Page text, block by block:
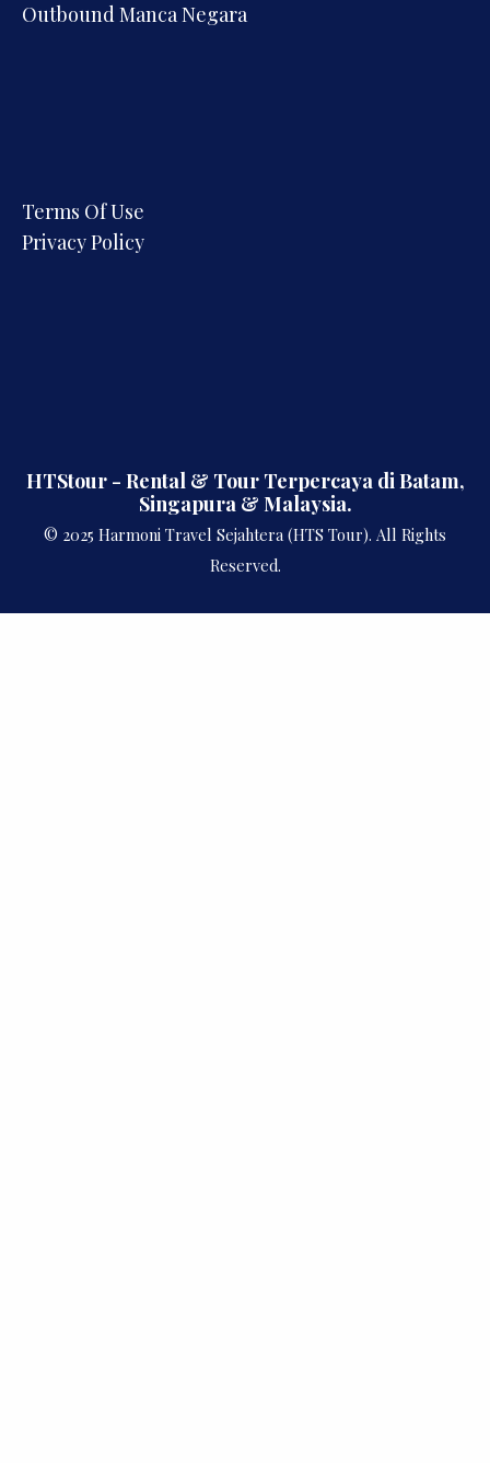
Outbound Manca Negara
Terms Of Use
Privacy Policy
HTStour - Rental & Tour Terpercaya di Batam,
Singapura & Malaysia.
© 2025 Harmoni Travel Sejahtera (HTS Tour). All Rights
Reserved.